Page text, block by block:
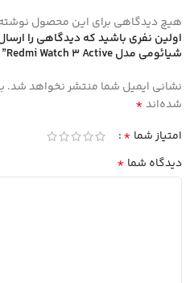
هیچ دیدگاهی برای این محصول
اولین نفری باشید که دیدگاهی را
شیائومی مدل Redmi Watch 3 Active”
نشانی ایمیل شما منتشر نخواهد شد.
شده‌اند*
امتیاز شما *
دیدگاه شما *